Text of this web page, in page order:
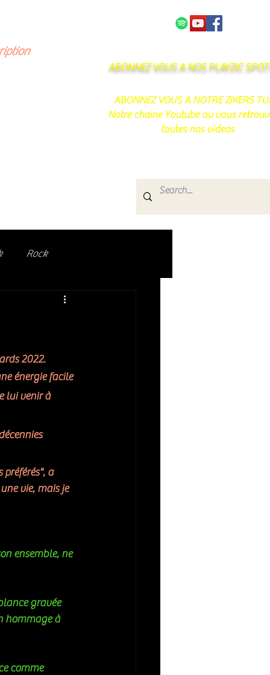
ABONNEZ VOUS A NOS PLAYZIC
ABONNEZ VOUS A NOTRE ZIKERS
Notre chaine Youtube ou vous
toutes nos videos
de passionnés !
Rock
2022.
énergie facile
lui venir à
a
vie, mais je
ensemble, ne
hommage à
comme